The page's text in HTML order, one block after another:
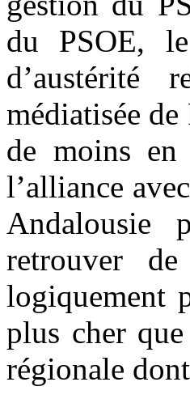
du PSOE,
d’austérité
médiatisée
de moins en
l’alliance
Andalousie
retrouver
logiquement
plus cher
régionale